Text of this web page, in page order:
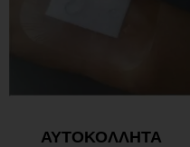
ΑΥΤΟΚΟΛΛΗΤΑ